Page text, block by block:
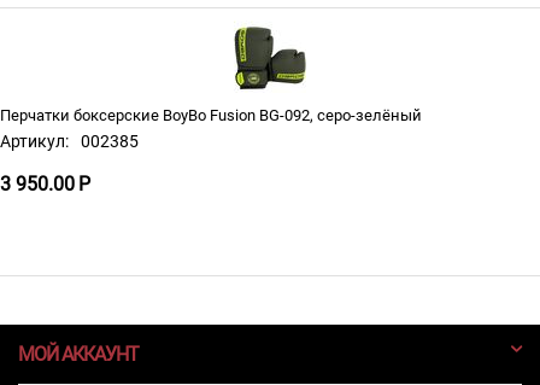
Перчатки боксерские BoyBo Fusion BG-092, серо-зелёный
Артикул: 002385
3 950.00 Р
МОЙ АККАУНТ